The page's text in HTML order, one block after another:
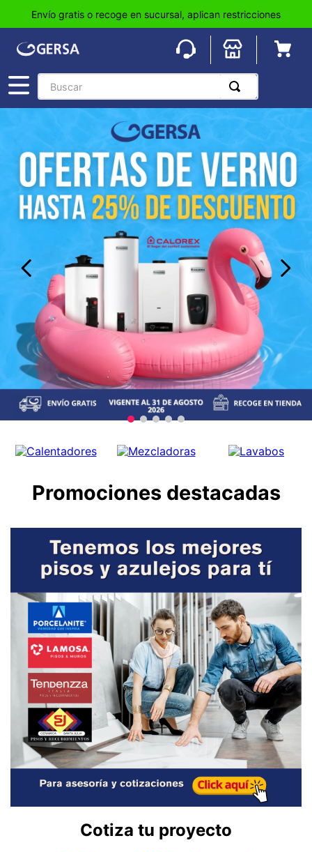
Envío gratis o recoge en sucursal, aplican restricciones
Buscar
Promociones destacadas
Cotiza tu proyecto
2 .
loseta
3.
azulejo
4.
piso
wc
7
wpc
8.
tinaco
9.
lavabos
10. azulejos